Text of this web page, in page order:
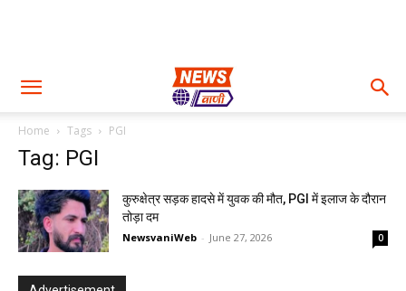
Home Tags PGI
Tag: PGI
कुरुक्षेत्र सड़क हादसे में युवक की मौत, PGI में इलाज के दौरान
तोड़ा दम
NewsvaniWeb - June 27, 2026 0